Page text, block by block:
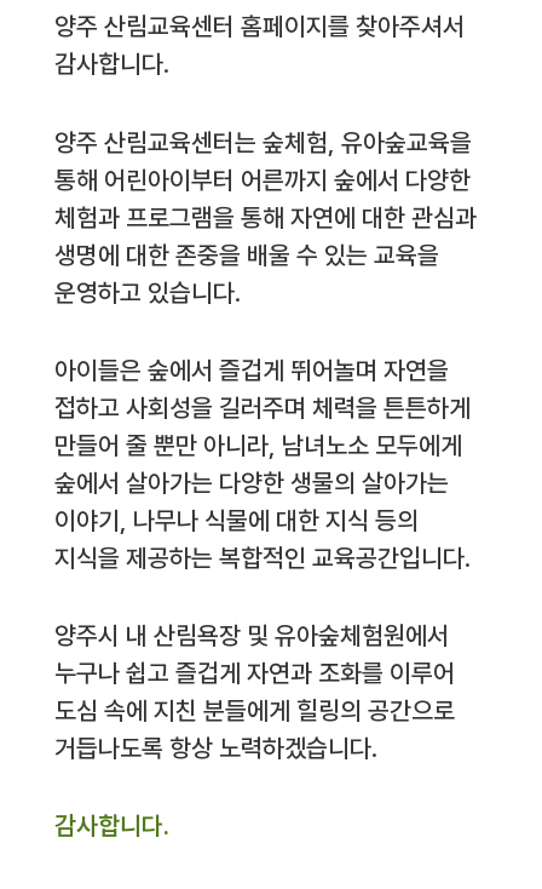
양주 산림교육센터 홈페이지를 찾아주셔서
감사합니다.
양주 산림교육센터는 숲체험, 유아숲교육을
통해 어린아이부터 어른까지 숲에서 다양한
체험과 프로그램을 통해 자연에 대한 관심과
생명에 대한 존중을 배울 수 있는 교육을
운영하고 있습니다.
아이들은 숲에서 즐겁게 뛰어놀며 자연을
접하고 사회성을 길러주며 체력을 튼튼하게
만들어 줄 뿐만 아니라, 남녀노소 모두에게
숲에서 살아가는 다양한 생물의 살아가는
이야기, 나무나 식물에 대한 지식 등의
지식을 제공하는 복합적인 교육공간입니다.
양주시 내 산림욕장 및 유아숲체험원에서
누구나 쉽고 즐겁게 자연과 조화를 이루어
도심 속에 지친 분들에게 힐링의 공간으로
거듭나도록 항상 노력하겠습니다.
감사합니다.